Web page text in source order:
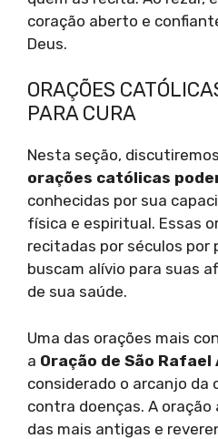
coração aberto e
Deus.
ORAÇÕES
PARA CURA
Nesta seção,
orações católicas
conhecidas por sua
física e espiritual. Essas
recitadas por séculos por
buscam alívio para suas
de sua saúde.
Uma das orações mais
a Oração de São Rafael
considerado o arcanjo da
contra doenças. A oração
das mais antigas e